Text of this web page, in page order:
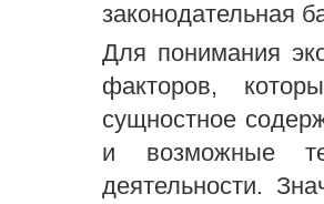
законодательная
Для понимания
факторов,
сущностное
и возможные
деятельности.